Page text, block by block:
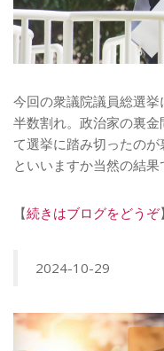
今回の衆議院議員総選
半数割れ。政治家の裏
て選挙に踏み切ったのが
といいますか当然の結果
【続きはブログをどうぞ】
2024-10-29